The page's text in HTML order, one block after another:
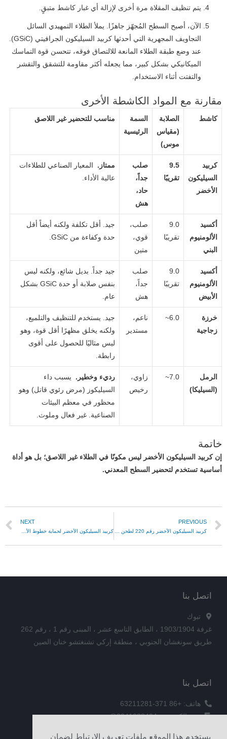
يستخدم هذا الموقع ملفات تعريف الارتباط لضمان
يتم تنظيف المقلاة مرة أخرى لإزالة أي غبار كاشط متبقٍ.
الآن، أصبح السطح المُجهّز جاهزًا. يملأ الطلاء التمهيدي السائل
التجاويف المجهرية التي أحدثها كربيد السيليكون الجرافيتي (GSiC).
عند وضع طبقة الطلاء المانعة للالتصاق فوقه، تتحسن قوة التماسك
الميكانيكي بشكل كبير، مما يجعله أكثر مقاومة للتشقق والتقشر
والتفتت أثناء الاستخدام.
مقارنة مع المواد الكاشطة الأخرى
كاشط
الصلابة
(مقياس
موس)
السمة
الرئيسية
مناسب للتحضير غير اللاصق
كربيد
السيليكون
الأخضر
9.5
تقريبًا
صلب
جداً،
حاد،
هش
ممتاز. المعيار الصناعي للطلاءات
عالية الأداء.
أكسيد
الألومنيوم
البني
9.0
تقريبًا
صلب،
قوي،
متين
جيد. أقل تكلفة ولكنه أيضاً أقل
حدة وكفاءة من GSiC.
أكسيد
الألومنيوم
الأبيض
9.0
تقريبًا
صلب
جداً،
هش
جيد جداً. بديل شائع، ولكنه ليس
بنفس صلابة أو حدة GSiC بشكل
عام.
خرزة
زجاجية
~6.0
ناعم،
مستدير
جيد. يستخدم للتنظيف والتلميع،
ولكنه يخلق مظهرًا أقل قوة، وهو
ليس مثاليًا للحصول على أقوى
رابطة.
الرمل
(السيليكا)
~7.0
زاوي،
رخيص
رديء وخطير. يسبب داء
السيليكوز (مرض رئوي قاتل) وهو
محظور في معظم البيئات
الصناعية. غير فعال وملوث.
خاتمة
إن كربيد السيليكون الأخضر ليس مكونًا في الطلاء غير اللاصق؛ بل هو أداة
أساسية تستخدم لتحضير السطح المعدني.
PREVIOUS
NEXT
اتصل بنا
هاتف: +86 371-63211281
بريد إلكتروني: 3241038404@qq.com
اتصل بنا
تبوك
غرفة 1903/1904 ، الطابق التاسع عشر ، المبنى رقم 1 ، رقم 262
طريق سونغشان الجنوبي ، منطقة إركي تشنغتشو خنان الصين